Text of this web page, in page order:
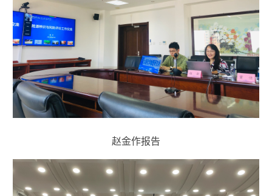
赵金作报告